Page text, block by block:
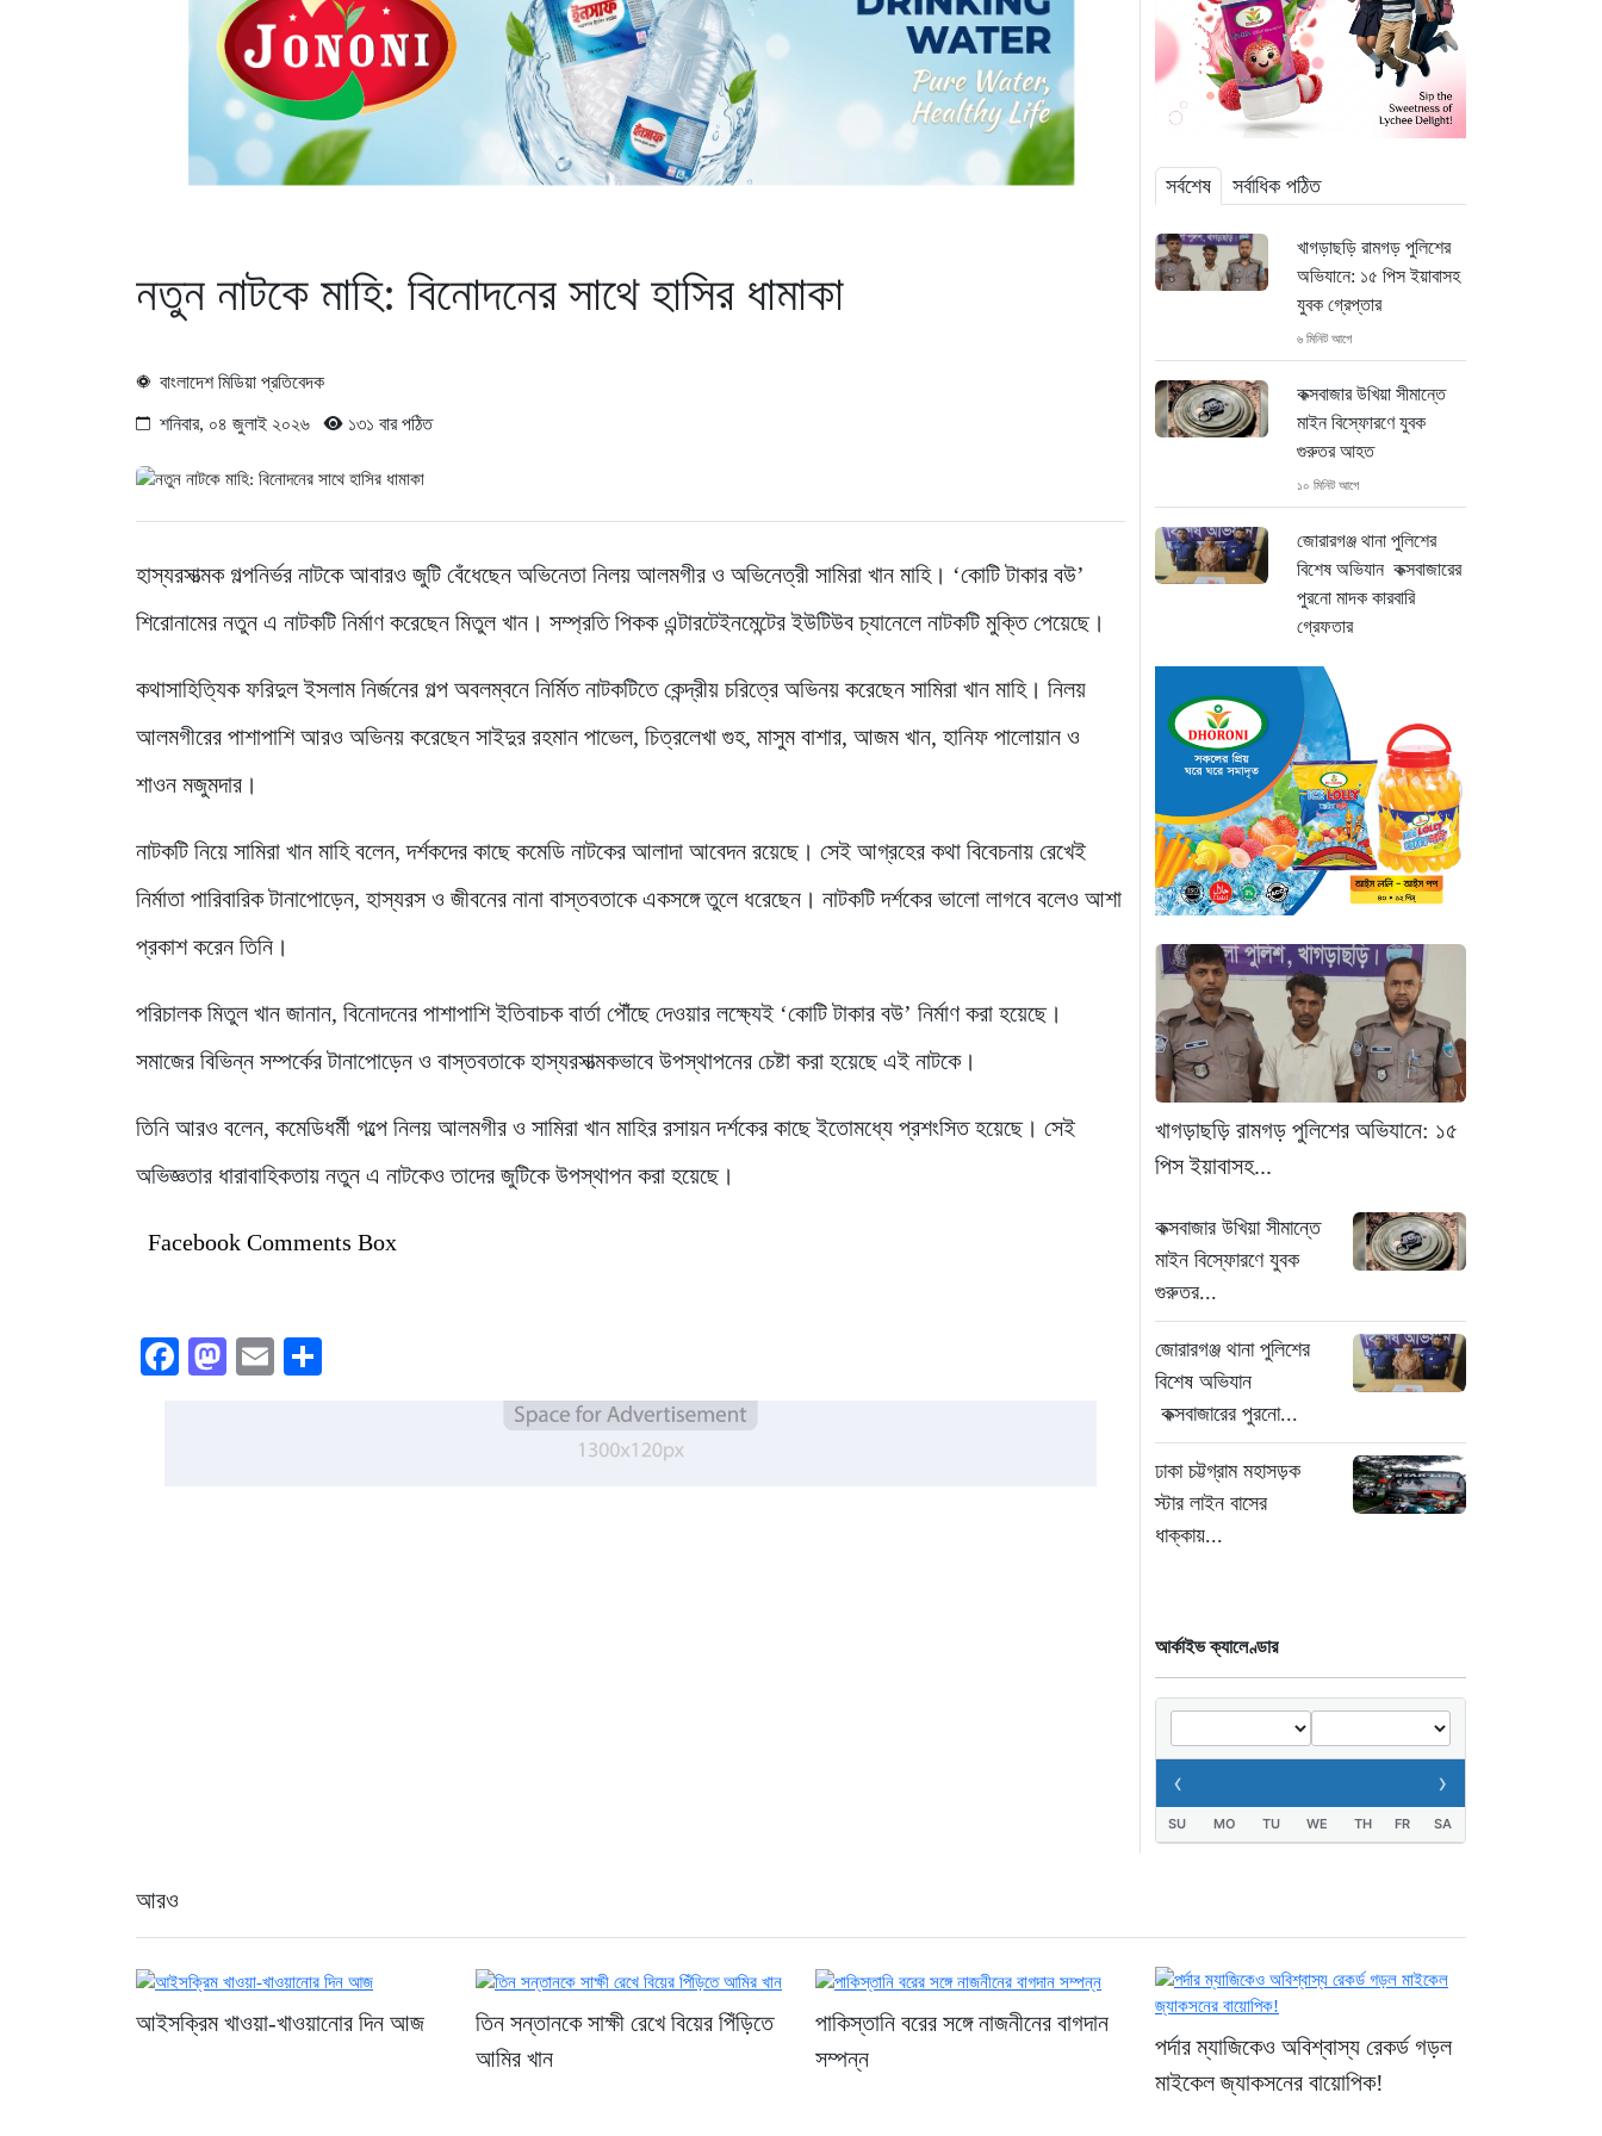
নতুন নাটকে মাহি: বিনোদনের সাথে হাসির ধামাকা
বাংলাদেশ মিডিয়া প্রতিবেদক
শনিবার, ০৪ জুলাই ২০২৬ ১৩১ বার পঠিত
হাস্যরসাত্মক গল্পনির্ভর নাটকে আবারও জুটি বেঁধেছেন অভিনেতা নিলয় আলমগীর ও অভিনেত্রী সামিরা খান মাহি। ‘কোটি টাকার বউ’
শিরোনামের নতুন এ নাটকটি নির্মাণ করেছেন মিতুল খান। সম্প্রতি পিকক এন্টারটেইনমেন্টের ইউটিউব চ্যানেলে নাটকটি মুক্তি পেয়েছে।
কথাসাহিত্যিক ফরিদুল ইসলাম নির্জনের গল্প অবলম্বনে নির্মিত নাটকটিতে কেন্দ্রীয় চরিত্রে অভিনয় করেছেন সামিরা খান মাহি। নিলয়
আলমগীরের পাশাপাশি আরও অভিনয় করেছেন সাইদুর রহমান পাভেল, চিত্রলেখা গুহ, মাসুম বাশার, আজম খান, হানিফ পালোয়ান ও
শাওন মজুমদার।
নাটকটি নিয়ে সামিরা খান মাহি বলেন, দর্শকদের কাছে কমেডি নাটকের আলাদা আবেদন রয়েছে। সেই আগ্রহের কথা বিবেচনায় রেখেই
নির্মাতা পারিবারিক টানাপোড়েন, হাস্যরস ও জীবনের নানা বাস্তবতাকে একসঙ্গে তুলে ধরেছেন। নাটকটি দর্শকের ভালো লাগবে বলেও আশা
প্রকাশ করেন তিনি।
পরিচালক মিতুল খান জানান, বিনোদনের পাশাপাশি ইতিবাচক বার্তা পৌঁছে দেওয়ার লক্ষ্যেই ‘কোটি টাকার বউ’ নির্মাণ করা হয়েছে।
সমাজের বিভিন্ন সম্পর্কের টানাপোড়েন ও বাস্তবতাকে হাস্যরসাত্মকভাবে উপস্থাপনের চেষ্টা করা হয়েছে এই নাটকে।
তিনি আরও বলেন, কমেডিধর্মী গল্পে নিলয় আলমগীর ও সামিরা খান মাহির রসায়ন দর্শকের কাছে ইতোমধ্যে প্রশংসিত হয়েছে। সেই
অভিজ্ঞতার ধারাবাহিকতায় নতুন এ নাটকেও তাদের জুটিকে উপস্থাপন করা হয়েছে।
Facebook Comments Box
Facebook
Mastodon
Email
সর্বশেষ সর্বাধিক পঠিত
খাগড়াছড়ি রামগড় পুলিশের
অভিযানে: ১৫ পিস ইয়াবাসহ
যুবক গ্রেপ্তার
৬ মিনিট আগে
কক্সবাজার উখিয়া সীমান্তে
মাইন বিস্ফোরণে যুবক
গুরুতর আহত
১০ মিনিট আগে
জোরারগঞ্জ থানা পুলিশের
বিশেষ অভিযান কক্সবাজারের
পুরনো মাদক কারবারি
গ্রেফতার
ঢাকা চট্টগ্রাম মহাসড়ক স্টার
লাইন বাসের ধাক্কায়
অটোরিকশা চালক নিহত
২৪ মিনিট আগে
হামে আরও ৬ শিশুর মৃত্যু,
নতুন করে আক্রান্ত ৮৫ জন
মরণফাঁদ সুনামগঞ্জ সড়ক:
মাঝরাস্তায় খুঁটি, দেড় বছরে
শতাধিক দুর্ঘটনা
৪ ঘণ্টা আগে
‘সচিবালয় অভিমুখে ১১ দলীয়
নদীদূষণ রোধে কঠোর
উদ্যোগের তাগিদ
দেশ ছাড়ার পর হাসিনা
পরিবারের সদস্যরা এখন
কোথায়?
খাগড়াছড়ি রামগড় পুলিশের অভিযানে: ১৫
পিস ইয়াবাসহ...
কক্সবাজার উখিয়া সীমান্তে
মাইন বিস্ফোরণে যুবক
গুরুতর...
জোরারগঞ্জ থানা পুলিশের
বিশেষ অভিযান
কক্সবাজারের পুরনো...
ঢাকা চট্টগ্রাম মহাসড়ক
স্টার লাইন বাসের
ধাক্কায়...
আর্কাইভ ক্যালেণ্ডার
‹ ›
SU MO TU WE TH FR SA
আরও
আইসক্রিম খাওয়া-খাওয়ানোর দিন আজ
তিন সন্তানকে সাক্ষী রেখে বিয়ের পিঁড়িতে
আমির খান
পাকিস্তানি বরের সঙ্গে নাজনীনের বাগদান
সম্পন্ন
পর্দার ম্যাজিকেও অবিশ্বাস্য রেকর্ড গড়ল
মাইকেল জ্যাকসনের বায়োপিক!